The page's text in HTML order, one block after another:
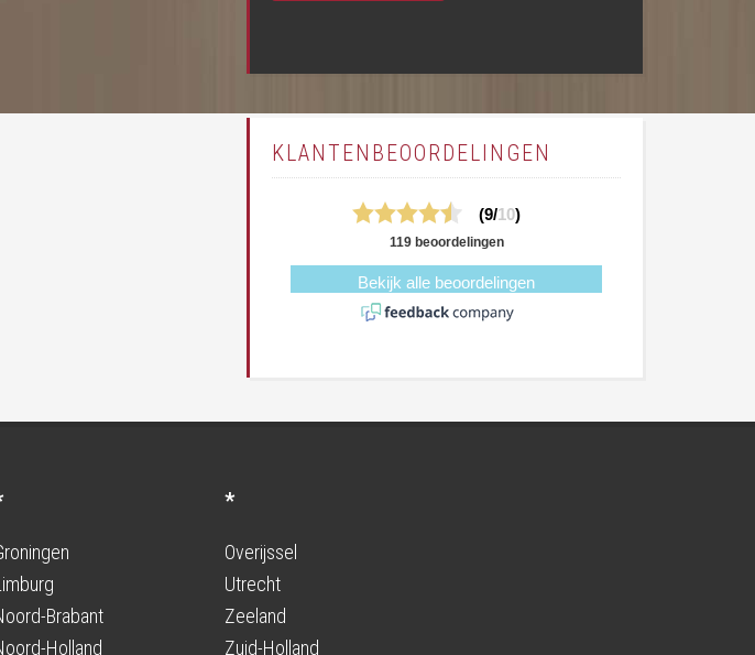
KLANTENBEOORDELINGEN
(9/10)
119 beoordelingen
Bekijk alle beoordelingen
Brabant
Holland
*
Overijssel
Utrecht
Zeeland
Zuid-Holland